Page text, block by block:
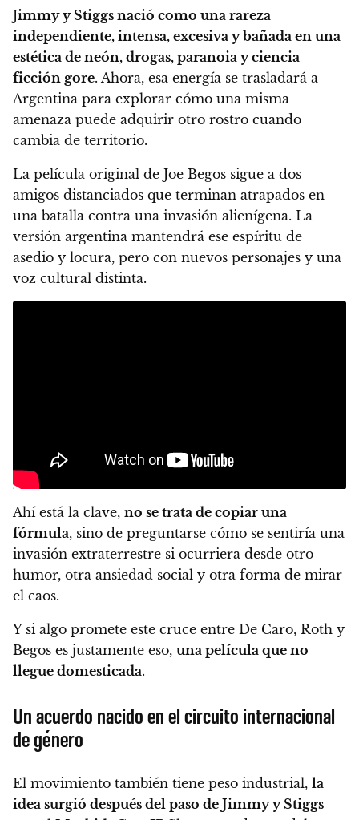
Jimmy y Stiggs nació como una rareza
independiente, intensa, excesiva y bañada en una
estética de neón, drogas, paranoia y ciencia
ficción gore. Ahora, esa energía se trasladará a
Argentina para explorar cómo una misma
amenaza puede adquirir otro rostro cuando
cambia de territorio.
La película original de Joe Begos sigue a dos
amigos distanciados que terminan atrapados en
una batalla contra una invasión alienígena. La
versión argentina mantendrá ese espíritu de
asedio y locura, pero con nuevos personajes y una
voz cultural distinta.
Ahí está la clave, no se trata de copiar una
fórmula, sino de preguntarse cómo se sentiría una
invasión extraterrestre si ocurriera desde otro
humor, otra ansiedad social y otra forma de mirar
el caos.
Y si algo promete este cruce entre De Caro, Roth y
Begos es justamente eso, una película que no
llegue domesticada.
Un acuerdo nacido en el circuito internacional
de género
El movimiento también tiene peso industrial, la
idea surgió después del paso de Jimmy y Stiggs